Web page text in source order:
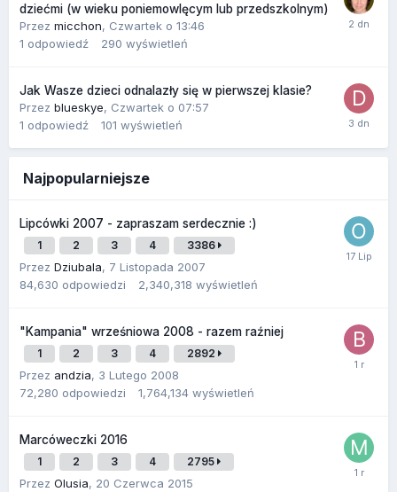
dziećmi (w wieku poniemowlęcym lub przedszkolnym)
Przez micchon, Czwartek o 13:46
1 odpowiedź 290 wyświetleń
Jak Wasze dzieci odnalazły się w pierwszej klasie?
Przez blueskye, Czwartek o 07:57
1 odpowiedź 101 wyświetleń
Najpopularniejsze
Lipcówki 2007 - zapraszam serdecznie :)
1 2 3 4 3386
Przez Dziubala, 7 Listopada 2007
84,630 odpowiedzi 2,340,318 wyświetleń
"Kampania" wrześniowa 2008 - razem raźniej
1 2 3 4 2892
Przez andzia, 3 Lutego 2008
72,280 odpowiedzi 1,764,134 wyświetleń
Marcóweczki 2016
1 2 3 4 2795
Przez Olusia, 20 Czerwca 2015